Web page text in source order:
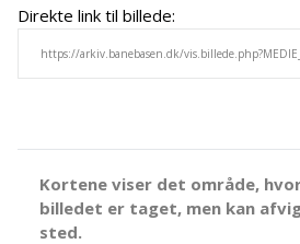
Direkte link til billede:
Kortene viser det område,
billedet er taget, men kan
sted.